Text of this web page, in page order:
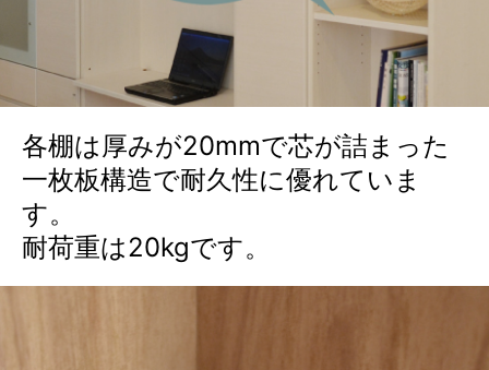
各棚は厚みが20mmで芯が詰まった
一枚板構造で耐久性に優れていま
す。
耐荷重は20kgです。